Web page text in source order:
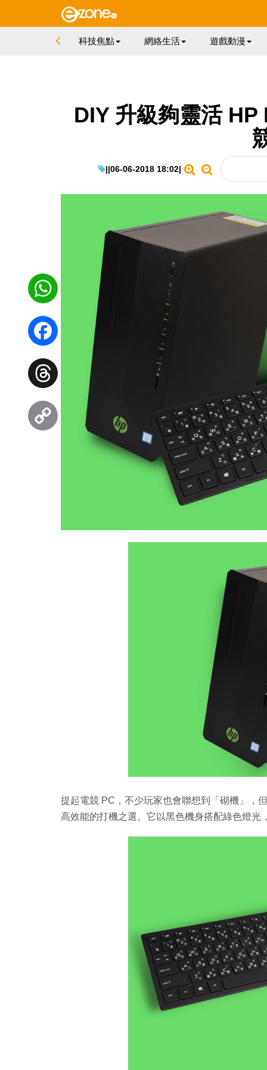
科技焦點 網絡生活 遊戲動漫
DIY 升級夠靈活
||06-06-2018 18:02|
提起電競 PC，不少玩家也會聯想到「砌機」，
高效能的打機之選。它以黑色機身搭配綠色燈
WhatsApp
Facebook
Threads